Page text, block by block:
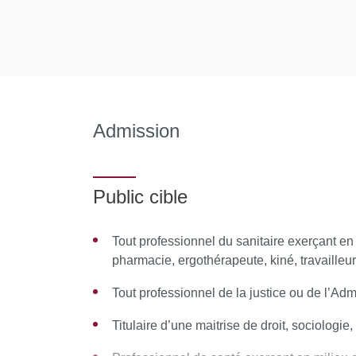
Équipe pédagogique
Harcouët
Afin de favoriser une démarche interactive et
d'échanger des fichiers, des données
de partager des ressources, des
Admission
Public cible
Tout professionnel du sanitaire exerçant
pharmacie, ergothérapeute, kiné,
Tout professionnel de la justice ou de
Titulaire d’une maitrise de droit,